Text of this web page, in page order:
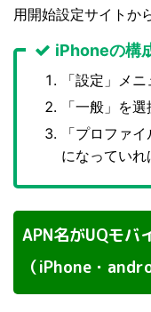
用開始設定サイトか
iPhoneの構
「設定」メ
「一般」を選
「プロファ
になっていれ
APN名がUQモバ
（iPhone・